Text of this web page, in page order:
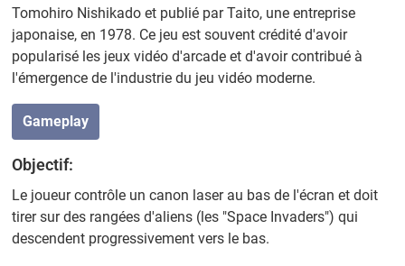
Tomohiro Nishikado et publié par Taito, une entreprise
japonaise, en 1978. Ce jeu est souvent crédité d'avoir
popularisé les jeux vidéo d'arcade et d'avoir contribué à
l'émergence de l'industrie du jeu vidéo moderne.
Gameplay
Objectif:
Le joueur contrôle un canon laser au bas de l'écran et doit
tirer sur des rangées d'aliens (les "Space Invaders") qui
descendent progressivement vers le bas.